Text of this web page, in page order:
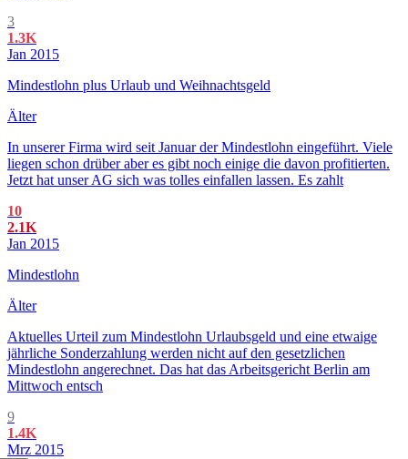
3
1.3K
Jan 2015
Mindestlohn plus Urlaub und Weihnachtsgeld
Älter
In unserer Firma wird seit Januar der Mindestlohn eingeführt. Viele
liegen schon drüber aber es gibt noch einige die davon profitierten.
Jetzt hat unser AG sich was tolles einfallen lassen. Es zahlt
10
2.1K
Jan 2015
Mindestlohn
Älter
Aktuelles Urteil zum Mindestlohn Urlaubsgeld und eine etwaige
jährliche Sonderzahlung werden nicht auf den gesetzlichen
Mindestlohn angerechnet. Das hat das Arbeitsgericht Berlin am
Mittwoch entsch
9
1.4K
Mrz 2015